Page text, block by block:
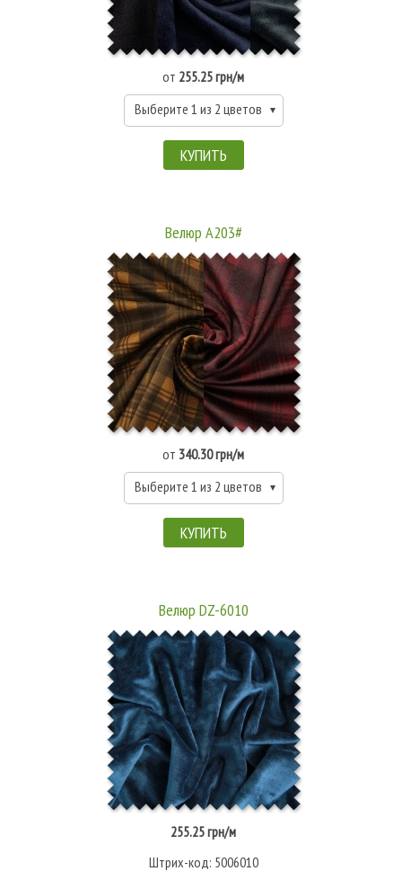
от 255.25 грн/м
Выберите 1 из 2 цветов
КУПИТЬ
Велюр A203#
от 340.30 грн/м
Выберите 1 из 2 цветов
КУПИТЬ
Велюр DZ-6010
255.25 грн/м
Штрих-код: 5006010